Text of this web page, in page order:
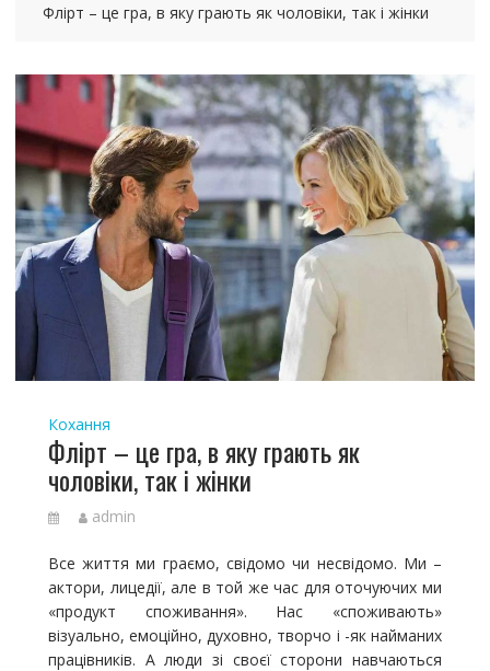
Флірт – це гра, в яку грають як чоловіки, так і жінки
Кохання
Флірт – це гра, в яку грають як
чоловіки, так і жінки
admin
Все життя ми граємо, свідомо чи несвідомо. Ми –
актори, лицедії, але в той же час для оточуючих ми
«продукт споживання». Нас «споживають»
візуально, емоційно, духовно, творчо і -як найманих
працівників. А люди зі своєї сторони навчаються